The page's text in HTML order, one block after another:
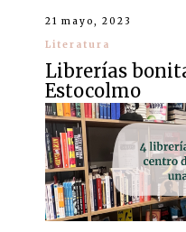
21 mayo, 2023
Literatura
Librerías
Estocolmo